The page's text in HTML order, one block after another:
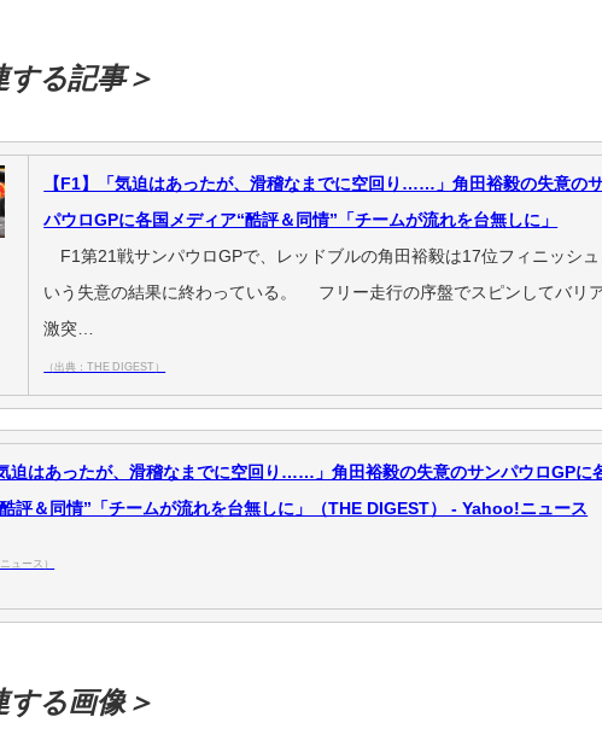
する記事＞
【F1】「気迫はあったが、滑稽なまでに空回り……」角田裕毅の失意の
パウロGPに各国メディア“酷評＆同情”「チームが流れを台無しに」
F1第21戦サンパウロGPで、レッドブルの角田裕毅は17位フィニッシュ
いう失意の結果に終わっている。 フリー走行の序盤でスピンしてバリ
激突…
（出典：THE DIGEST）
迫はあったが、滑稽なまでに空回り……」角田裕毅の失意のサンパウロGPに
評＆同情”「チームが流れを台無しに」（THE DIGEST） - Yahoo!ニュース
ュース）
する画像＞